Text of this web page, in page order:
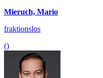
Mieruch, Mario
fraktionslos
()